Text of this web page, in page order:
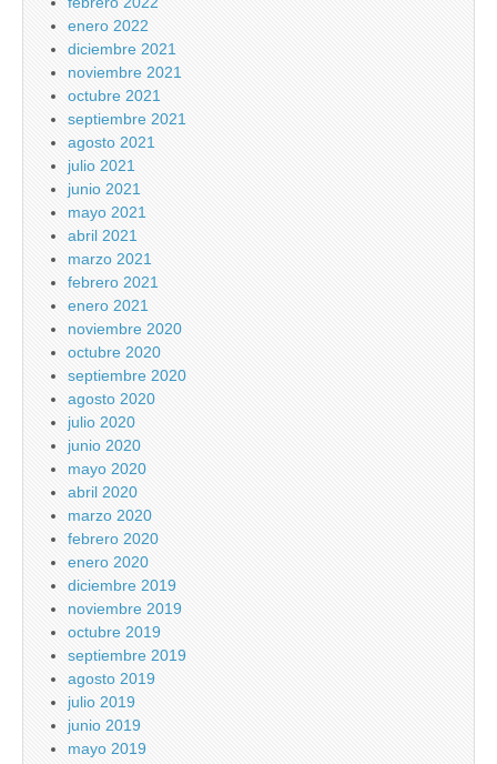
enero 2022
diciembre 2021
noviembre 2021
octubre 2021
septiembre 2021
agosto 2021
julio 2021
junio 2021
mayo 2021
abril 2021
marzo 2021
febrero 2021
enero 2021
noviembre 2020
octubre 2020
septiembre 2020
agosto 2020
julio 2020
junio 2020
mayo 2020
abril 2020
marzo 2020
febrero 2020
enero 2020
diciembre 2019
noviembre 2019
octubre 2019
septiembre 2019
agosto 2019
julio 2019
junio 2019
mayo 2019